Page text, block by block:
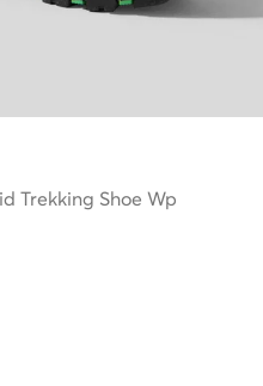
Trekking Shoe Wp